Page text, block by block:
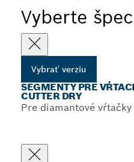
Vyberte
Vybrať verziu
SEGMENTY PRE
CUTTER DRY
Pre diamantové vŕtačky